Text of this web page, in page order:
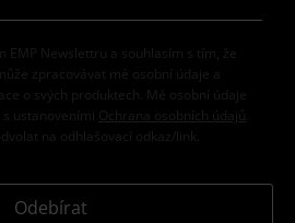
EMP Newslettru a souhlasím s tím, že
zpracovávat mé osobní údaje a
o svých produktech. Mé osobní údaje
ustanoveními
Ochrana osobních údajů
na odhlašovací odkaz/link.
Odebírat